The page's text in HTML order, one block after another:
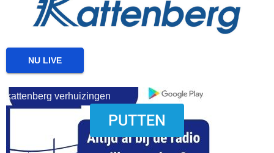
download onzze App
kattenberg verhuizingen
NU LIVE
PUTTEN